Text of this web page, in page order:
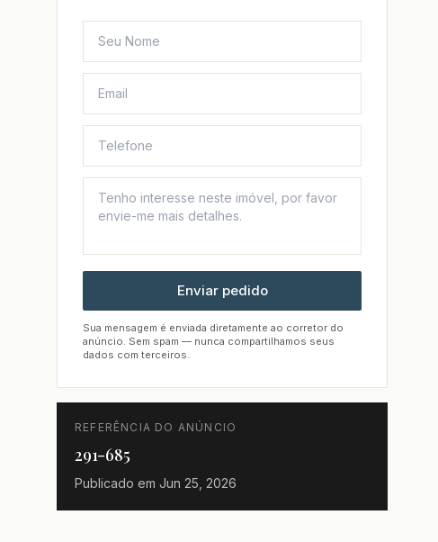
Enviar pedido
Sua mensagem é enviada diretamente ao corretor do
anúncio. Sem spam — nunca compartilhamos seus
dados com terceiros.
REFERÊNCIA DO ANÚNCIO
291-685
Publicado em Jun 25, 2026